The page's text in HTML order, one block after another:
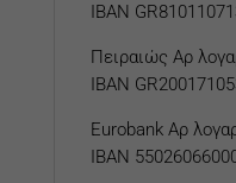
IBAN
Πειραιώς Αρ
IBAN
Eurobank Αρ
IBAN